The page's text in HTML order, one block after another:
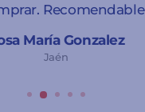
Recomendable
María Gonzalez
Jaén